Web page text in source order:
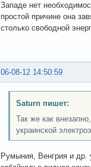
Западе нет
простой причине она
столько свободной
06-08-12 14:50:59
Saturn пишет:
Так же как
украинской
Румыния, Венгрия и др.